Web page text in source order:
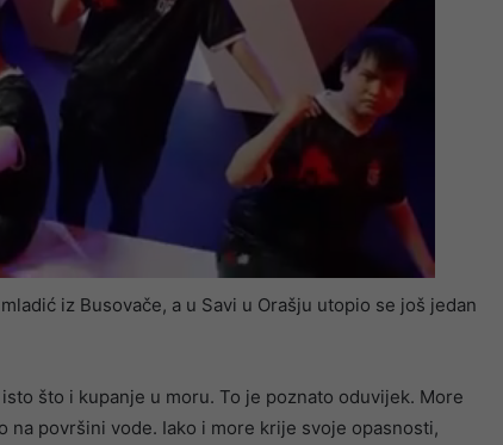
iz Busovače, a u Savi u Orašju utopio se još jedan
što i kupanje u moru. To je poznato oduvijek. More
na površini vode. Iako i more krije svoje opasnosti,